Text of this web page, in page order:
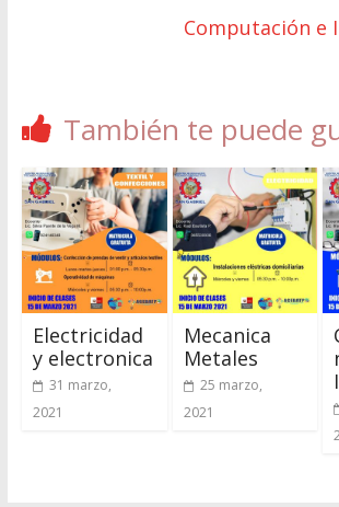
Computación e
También te puede
Electricidad
y electronica
31 marzo,
2021
Mecanica
Metales
25 marzo,
2021